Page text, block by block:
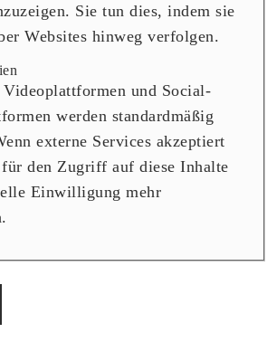
Sie tun dies, indem sie
Websites hinweg verfolgen.
und Social-
werden standardmäßig
externe Services akzeptiert
den Zugriff auf diese Inhalte
Einwilligung mehr